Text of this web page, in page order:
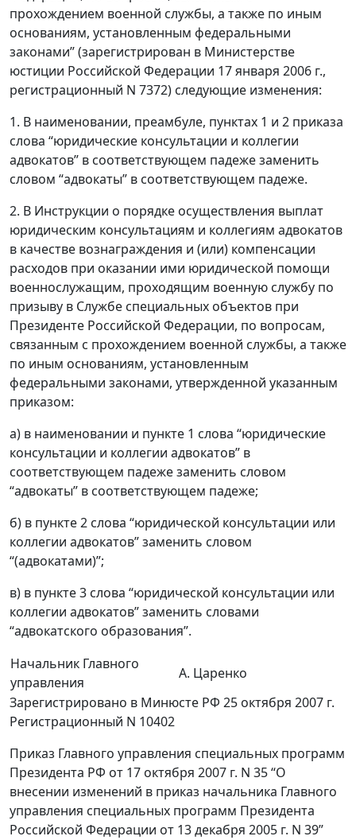
прохождением военной службы, а также по иным
основаниям, установленным федеральными
законами” (зарегистрирован в Министерстве
юстиции Российской Федерации 17 января 2006 г.,
регистрационный N 7372) следующие изменения:
1. В наименовании, преамбуле, пунктах 1 и 2 приказа
слова “юридические консультации и коллегии
адвокатов” в соответствующем падеже заменить
словом “адвокаты” в соответствующем падеже.
2. В Инструкции о порядке осуществления выплат
юридическим консультациям и коллегиям адвокатов
в качестве вознаграждения и (или) компенсации
расходов при оказании ими юридической помощи
военнослужащим, проходящим военную службу по
призыву в Службе специальных объектов при
Президенте Российской Федерации, по вопросам,
связанным с прохождением военной службы, а также
по иным основаниям, установленным
федеральными законами, утвержденной указанным
приказом:
а) в наименовании и пункте 1 слова “юридические
консультации и коллегии адвокатов” в
соответствующем падеже заменить словом
“адвокаты” в соответствующем падеже;
б) в пункте 2 слова “юридической консультации или
коллегии адвокатов” заменить словом
“(адвокатами)”;
в) в пункте 3 слова “юридической консультации или
коллегии адвокатов” заменить словами
“адвокатского образования”.
Начальник Главного
управления
А. Царенко
Зарегистрировано в Минюсте РФ 25 октября 2007 г.
Регистрационный N 10402
Приказ Главного управления специальных программ
Президента РФ от 17 октября 2007 г. N 35 “О
внесении изменений в приказ начальника Главного
управления специальных программ Президента
Российской Федерации от 13 декабря 2005 г. N 39”